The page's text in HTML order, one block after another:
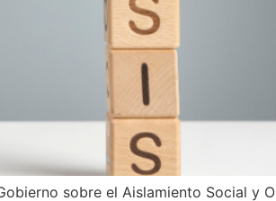
sobre el Aislamiento Social y